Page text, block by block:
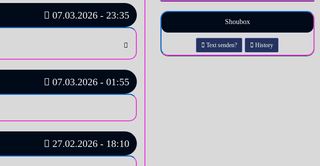
07.03.2026 - 23:35
07.03.2026 - 01:55
27.02.2026 - 18:10
Shoubox
Text senden? History